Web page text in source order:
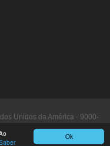
Ok
Unidos da América · 9000-